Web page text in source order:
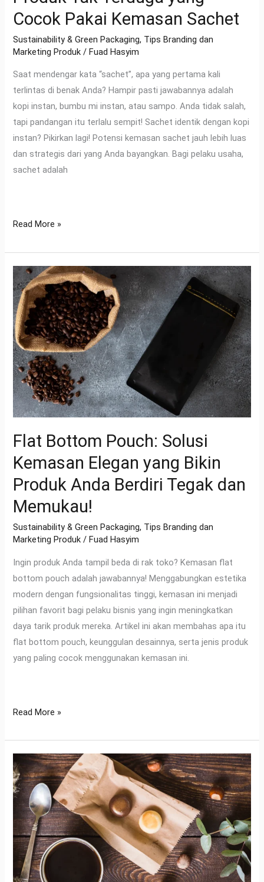
Cocok Pakai Kemasan Sachet
Sustainability & Green Packaging, Tips Branding dan
Marketing Produk /Fuad Hasyim
Saat mendengar kata “sachet”, apa yang pertama kali
terlintas di benak Anda? Hampir pasti jawabannya adalah
kopi instan, bumbu mi instan, atau sampo. Anda tidak salah,
tapi pandangan itu terlalu sempit! Sachet identik dengan kopi
instan? Pikirkan lagi! Potensi kemasan sachet jauh lebih luas
dan strategis dari yang Anda bayangkan. Bagi pelaku usaha,
sachet adalah
Read More »
Flat Bottom Pouch: Solusi
Kemasan Elegan yang Bikin
Produk Anda Berdiri Tegak dan
Memukau!
Sustainability & Green Packaging, Tips Branding dan
Marketing Produk /Fuad Hasyim
Ingin produk Anda tampil beda di rak toko? Kemasan flat
bottom pouch adalah jawabannya! Menggabungkan estetika
modern dengan fungsionalitas tinggi, kemasan ini menjadi
pilihan favorit bagi pelaku bisnis yang ingin meningkatkan
daya tarik produk mereka. Artikel ini akan membahas apa itu
flat bottom pouch, keunggulan desainnya, serta jenis produk
yang paling cocok menggunakan kemasan ini.
Flat
Bottom
Pouch:
Solusi
Kemasan
Elegan
yang
Bikin
Produk
Anda
Berdiri
Tegak
dan
Memukau!
Read More »
UKM
Wajib
Tahu!
Kesalahan
Fatal
dalam
Memilih